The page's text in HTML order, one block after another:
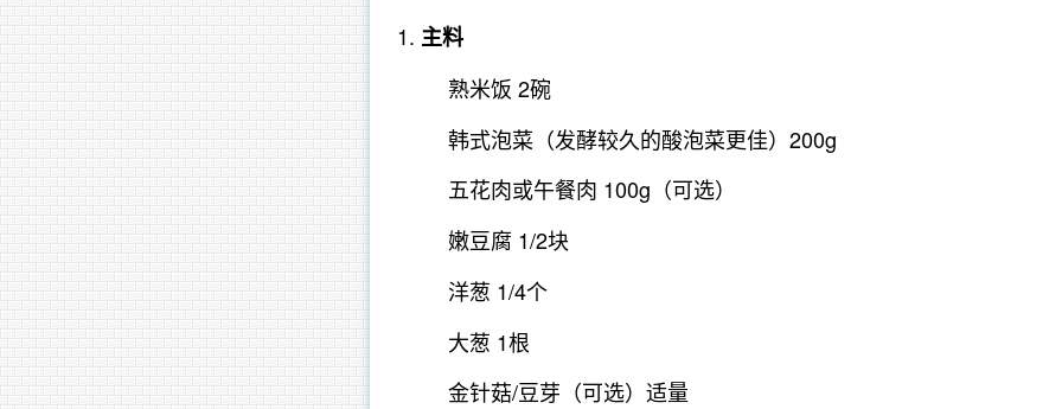
主料
熟米饭 2碗
韩式泡菜（发酵较久的酸泡菜更佳）200g
五花肉或午餐肉 100g（可选）
嫩豆腐 1/2块
洋葱 1/4个
大葱 1根
金针菇/豆芽（可选）适量